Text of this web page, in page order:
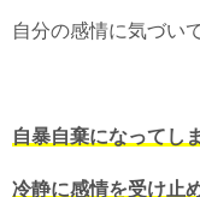
自分の感情に気づい
自暴自棄になってし
冷静に感情を受け止